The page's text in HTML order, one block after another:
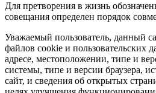
Для претворения в жизнь
совещания определен порядок
Уважаемый пользователь, данный
файлов cookie и
адресе, местоположении, типе и
системы, типе и версии браузера,
сайт, и сведения об открытых